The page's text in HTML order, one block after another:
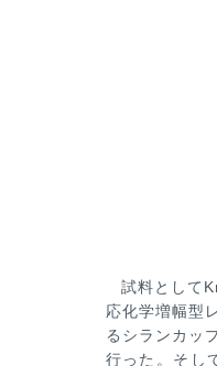
試料として
応化学増幅型
るシランカッ
行った。そし